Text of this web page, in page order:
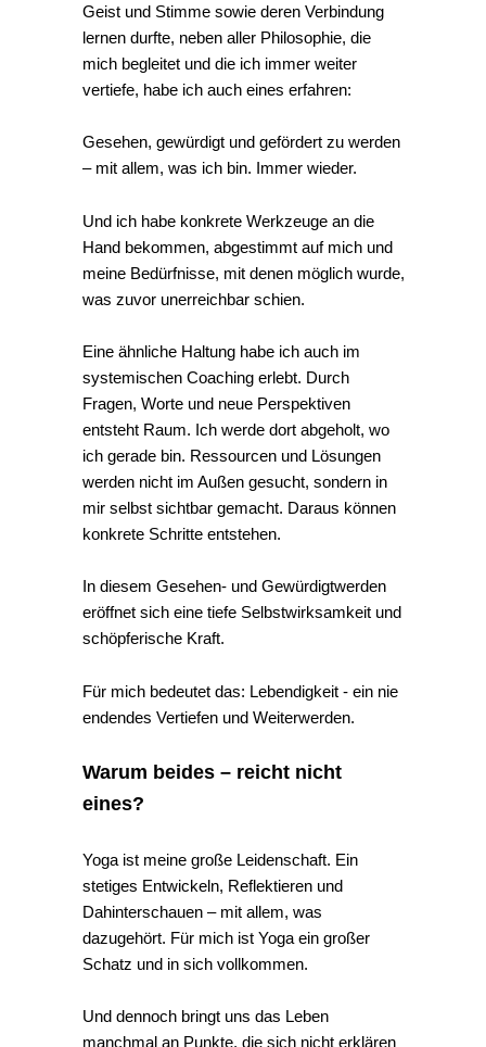
Geist und Stimme sowie deren Verbindung
lernen durfte, neben aller Philosophie, die
mich begleitet und die ich immer weiter
vertiefe, habe ich auch eines erfahren:
Gesehen, gewürdigt und gefördert zu werden
– mit allem, was ich bin. Immer wieder.
Und ich habe konkrete Werkzeuge an die
Hand bekommen, abgestimmt auf mich und
meine Bedürfnisse, mit denen möglich wurde,
was zuvor unerreichbar schien.
Eine ähnliche Haltung habe ich auch im
systemischen Coaching erlebt. Durch
Fragen, Worte und neue Perspektiven
entsteht Raum. Ich werde dort abgeholt, wo
ich gerade bin. Ressourcen und Lösungen
werden nicht im Außen gesucht, sondern in
mir selbst sichtbar gemacht. Daraus können
konkrete Schritte entstehen.
In diesem Gesehen- und Gewürdigtwerden
eröffnet sich eine tiefe Selbstwirksamkeit und
schöpferische Kraft.
Für mich bedeutet das: Lebendigkeit - ein nie
endendes Vertiefen und Weiterwerden.
Warum beides – reicht nicht
eines?
Yoga ist meine große Leidenschaft. Ein
stetiges Entwickeln, Reflektieren und
Dahinterschauen – mit allem, was
dazugehört. Für mich ist Yoga ein großer
Schatz und in sich vollkommen.
Und dennoch bringt uns das Leben
manchmal an Punkte, die sich nicht erklären